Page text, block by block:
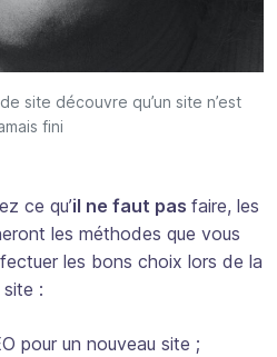
site découvre qu’un site n’est
fini
ce qu’il ne faut pas faire, les
les méthodes que vous
les bons choix lors de la
:
pour un nouveau site ;